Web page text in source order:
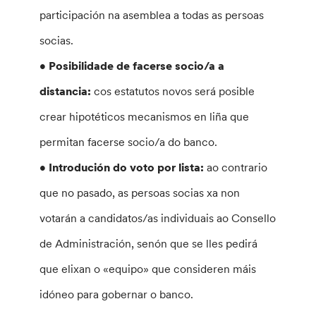
participación na asemblea a todas as persoas
socias.
• Posibilidade de facerse socio/a a
distancia:cos estatutos novos será posible
crear hipotéticos mecanismos en liña que
permitan facerse socio/a do banco.
• Introdución do voto por lista: ao contrario
que no pasado, as persoas socias xa non
votarán a candidatos/as individuais ao Consello
de Administración, senón que se lles pedirá
que elixan o «equipo» que consideren máis
idóneo para gobernar o banco.